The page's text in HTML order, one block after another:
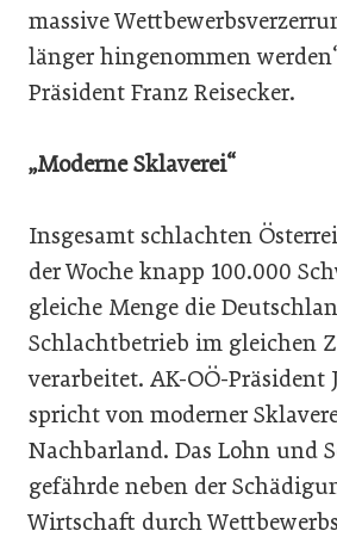
massive
länger hingenommen
Präsident Franz Reisecker.
„Moderne Sklaverei“
Insgesamt schlachten
der Woche knapp 100.000
gleiche Menge die
Schlachtbetrieb im gleichen
verarbeitet. AK-OÖ-Präsident
spricht von moderner
Nachbarland. Das Lohn und
gefährde neben der
Wirtschaft durch